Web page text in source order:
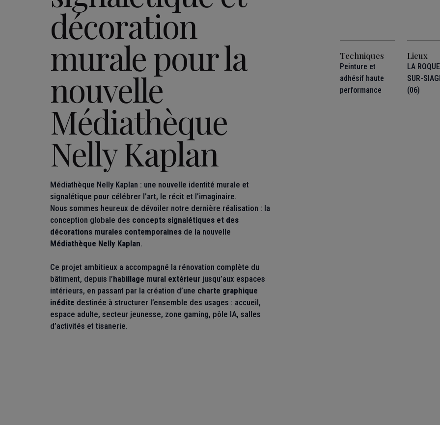
décoration
murale pour la
nouvelle
Médiathèque
Nelly Kaplan
Médiathèque Nelly Kaplan : une nouvelle identité murale et
signalétique pour célébrer l’art, le récit et l’imaginaire.
Nous sommes heureux de dévoiler notre dernière réalisation : la
conception globale des concepts signalétiques et des
décorations murales contemporaines de la nouvelle
Médiathèque Nelly Kaplan.
Ce projet ambitieux a accompagné la rénovation complète du
bâtiment, depuis l’habillage mural extérieur jusqu’aux espaces
intérieurs, en passant par la création d’une charte graphique
inédite destinée à structurer l’ensemble des usages : accueil,
espace adulte, secteur jeunesse, zone gaming, pôle IA, salles
d’activités et tisanerie.
Techniques
Peinture et
adhésif haute
performance
Lieux
LA
SUR-
(06)